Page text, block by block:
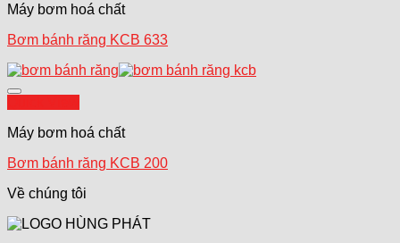
Máy bơm hoá chất
Bơm bánh răng KCB 633
Máy bơm hoá chất
Bơm bánh răng KCB 200
Về chúng tôi